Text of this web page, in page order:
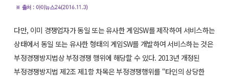
다만, 이미 경쟁업자가 동일 또는 유사한 게임SW를 제작하여 서비스하는
상태에서 동일 또는 유사한 형태의 게임SW를 개발하여 서비스하는 것은
부정경쟁방지법상 부정경쟁 행위에 해당할 수 있다. 2013년 개정된
부정경쟁방지법 제2조 제1항 차목은 부정경쟁행위를 “타인의 상당한